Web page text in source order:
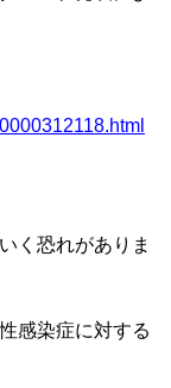
く恐れがありま
感染症に対する